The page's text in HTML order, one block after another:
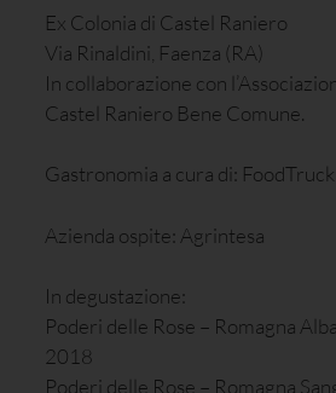
Ex Colonia di Castel Raniero
Via Rinaldini, Faenza (RA)
In collaborazione con
Castel Raniero Bene Comune.
Gastronomia a cura di: FoodTruck
Azienda ospite: Agrintesa
In degustazione:
Poderi delle Rose – Romagna
2018
Poderi delle Rose – Romagna